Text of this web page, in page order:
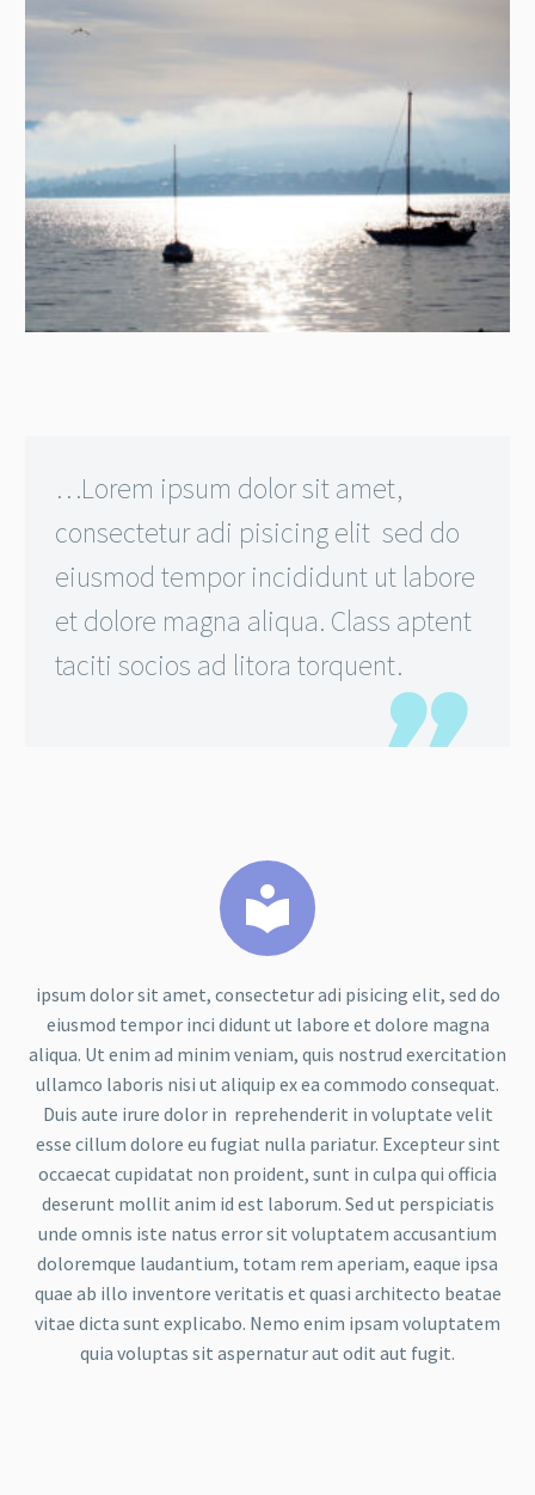
…Lorem ipsum dolor sit amet,
consectetur adi pisicing elit sed do
eiusmod tempor incididunt ut labore
et dolore magna aliqua. Class aptent
taciti socios ad litora torquent.


ipsum dolor sit amet, consectetur adi pisicing elit, sed do
eiusmod tempor inci didunt ut labore et dolore magna
aliqua. Ut enim ad minim veniam, quis nostrud exercitation
ullamco laboris nisi ut aliquip ex ea commodo consequat.
Duis aute irure dolor in reprehenderit in voluptate velit
esse cillum dolore eu fugiat nulla pariatur. Excepteur sint
occaecat cupidatat non proident, sunt in culpa qui officia
deserunt mollit anim id est laborum. Sed ut perspiciatis
unde omnis iste natus error sit voluptatem accusantium
doloremque laudantium, totam rem aperiam, eaque ipsa
quae ab illo inventore veritatis et quasi architecto beatae
vitae dicta sunt explicabo. Nemo enim ipsam voluptatem
quia voluptas sit aspernatur aut odit aut fugit.